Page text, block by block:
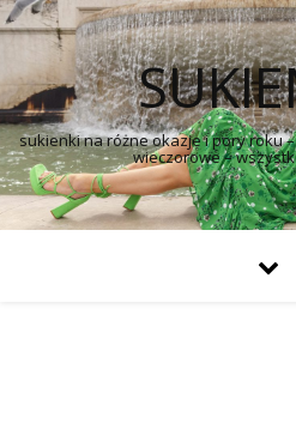
sukienki na różne okazje i pory roku
wieczorowe –